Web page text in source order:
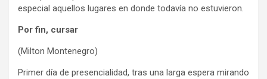
especial aquellos lugares en donde todavía no estuvieron.
Por fin, cursar
(Milton Montenegro)
Primer día de presencialidad, tras una larga espera mirando